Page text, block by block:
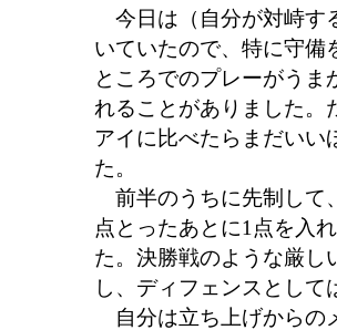
今日は（自分が対峙す
いていたので、特に守備
ところでのプレーがう
れることがありました。
アイに比べたらまだいい
た。
前半のうちに先制して
点とったあとに1点を入
た。決勝戦のような厳し
し、ディフェンスとし
自分は立ち上げからの